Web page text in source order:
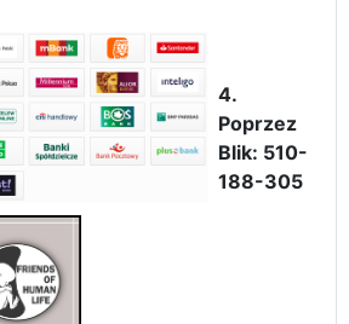
4.
Poprzez
Blik: 510-
188-305